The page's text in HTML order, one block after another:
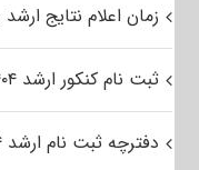
زمان اعلام نتایج ارشد
ثبت نام کنکور ارشد ۱۴۰۴
دفترچه ثبت نام ارشد ۱۴۰۴